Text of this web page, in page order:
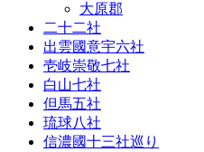
大原郡
二十二社
出雲國意宇六社
壱岐崇敬七社
白山七社
但馬五社
琉球八社
信濃國十三社巡り